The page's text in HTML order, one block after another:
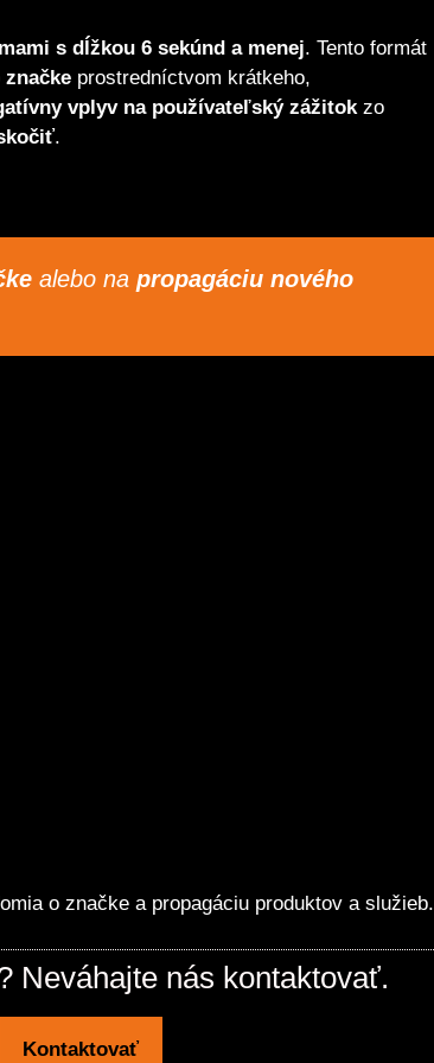
s dĺžkou 6 sekúnd a menej. Tento formát
prostredníctvom krátkeho,
vplyv na používateľský zážitokzo
.
alebo na propagáciu nového
o značke a propagáciu produktov a služieb.
Neváhajte nás kontaktovať.
Kontaktovať